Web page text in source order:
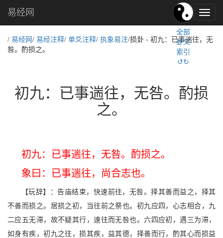
易
经
化,
易经网
全部
卦爻
索引
↺↻
/ 易经网 / 易经注释/ 单爻注释/ 执象易注/损卦 - 初九：已事遄往，无
咎。酌损之。
初九：已事遄往，无咎。酌损
之。
初九：已事遄往，无咎。酌损之。
象曰：已事遄往，尚合志也。
【玩辞】：告庙结束，快速前往，无咎。择其善而益之，择其
不善而损之。居损之初，当往前之祭也。初九应四，心志相合，九
二应五无滞，故不疑其行，速往而无咎也。六四应初，遇三为滞，
如身有疾，初九之往，损其疾，益其德，择善而行，酌其心而损益